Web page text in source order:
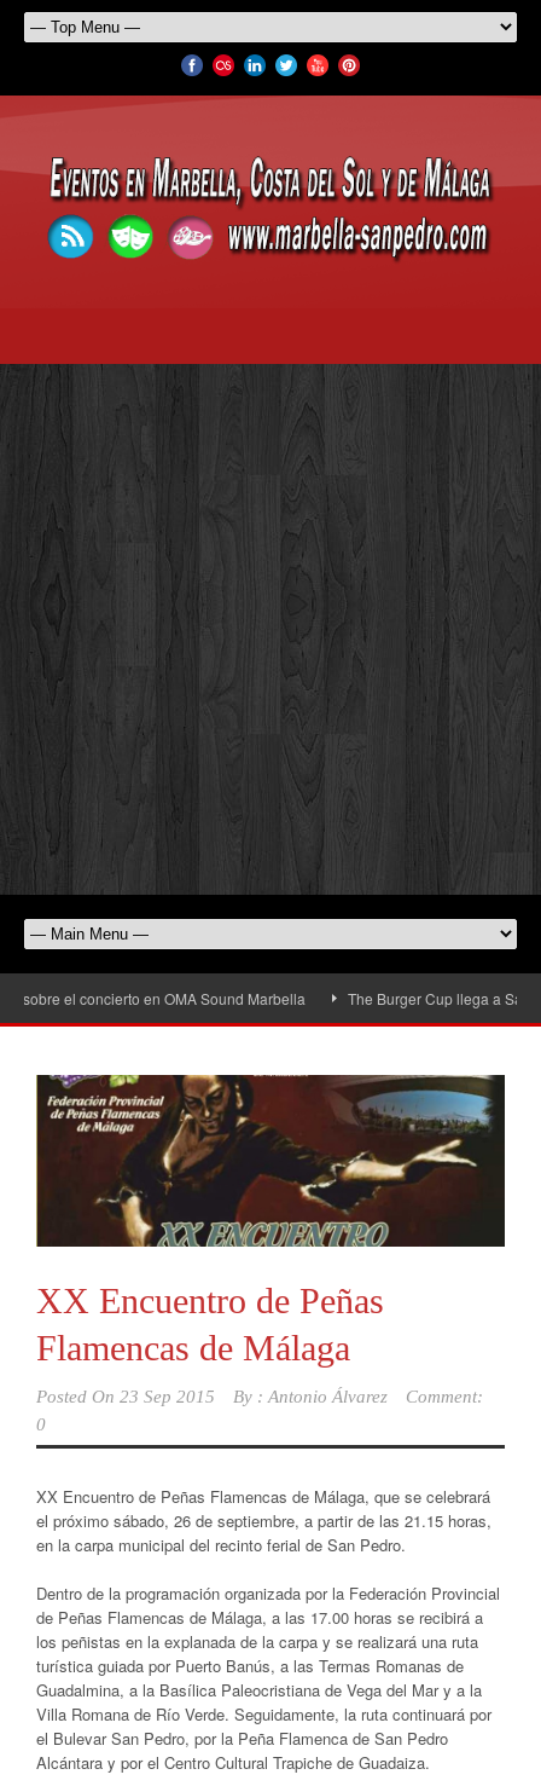
el concierto en OMA Sound Marbella The Burger Cup llega a San
XX Encuentro de Peñas
Flamencas de Málaga
Posted On 23 Sep 2015 By : Antonio Álvarez
Comment:
0
XX Encuentro de Peñas Flamencas de Málaga, que se celebrará
el próximo sábado, 26 de septiembre, a partir de las 21.15 horas,
en la carpa municipal del recinto ferial de San Pedro.
Dentro de la programación organizada por la Federación Provincial
de Peñas Flamencas de Málaga, a las 17.00 horas se recibirá a
los peñistas en la explanada de la carpa y se realizará una ruta
turística guiada por Puerto Banús, a las Termas Romanas de
Guadalmina, a la Basílica Paleocristiana de Vega del Mar y a la
Villa Romana de Río Verde. Seguidamente, la ruta continuará por
el Bulevar San Pedro, por la Peña Flamenca de San Pedro
Alcántara y por el Centro Cultural Trapiche de Guadaiza.